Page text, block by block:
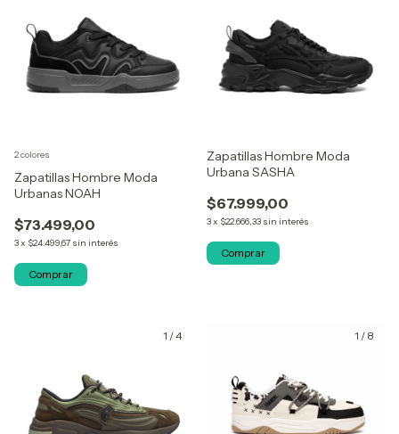
Zapatillas Hombre Moda
Urbanas NOAH
$73.499,00
3x $24.499,67 sin interés
2 colores
Comprar
Zapatillas Hombre Moda
Urbana SASHA
$67.999,00
3x $22.666,33 sin interés
Comprar
1 /4 1 / 8